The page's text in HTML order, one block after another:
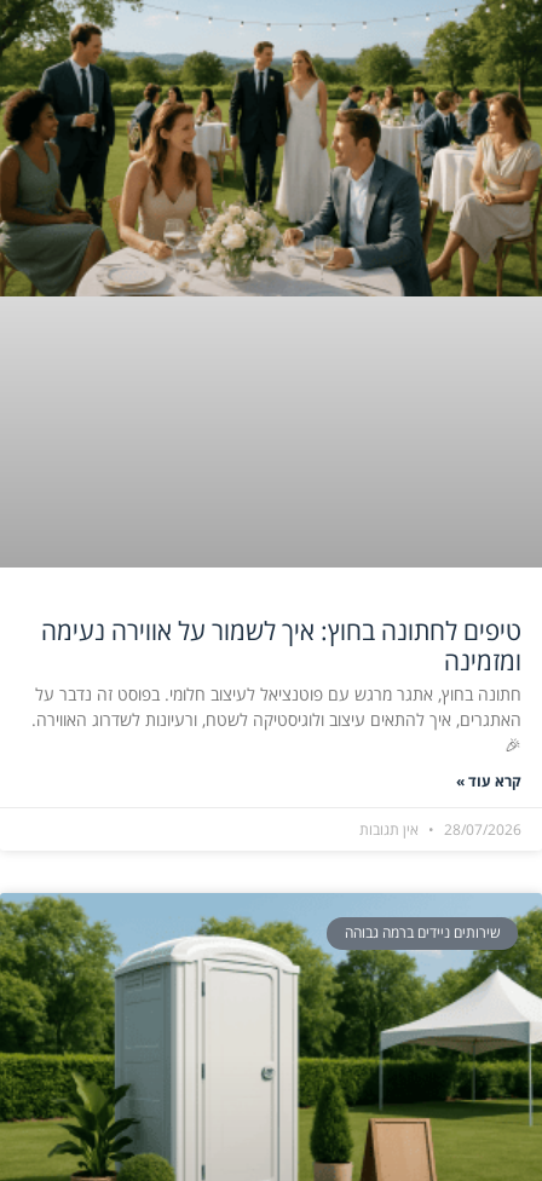
טיפים לחתונה בחוץ: איך לשמור על אווירה נעימה
ומזמינה
חתונה בחוץ, אתגר מרגש עם פוטנציאל לעיצוב חלומי. בפוסט זה נדבר על
האתגרים, איך להתאים עיצוב ולוגיסטיקה לשטח, ורעיונות לשדרוג האווירה.
🎉
קרא עוד »
28/07/2026 אין תגובות
שירותים ניידים ברמה גבוהה